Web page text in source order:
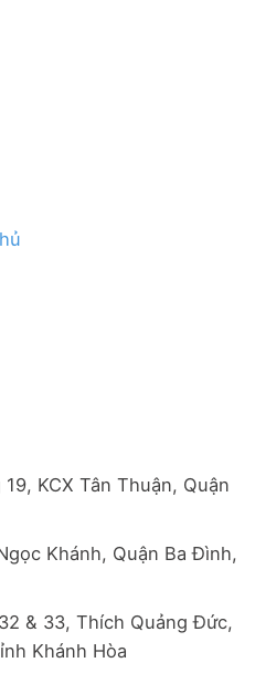
KCX Tân Thuận, Quận
Khánh, Quận Ba Đình,
& 33, Thích Quảng Đức,
Khánh Hòa